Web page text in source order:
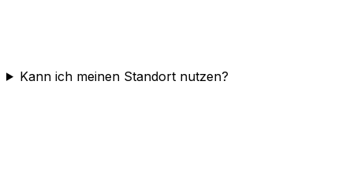
Kann ich meinen Standort nutzen?